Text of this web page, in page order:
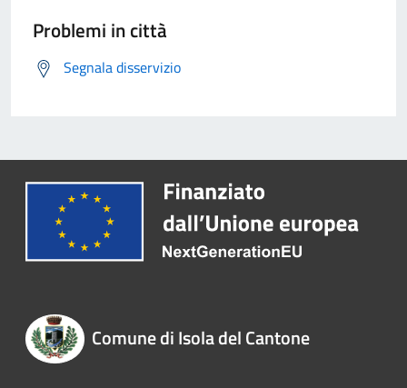
Problemi in città
Segnala disservizio
Comune di Isola del Cantone